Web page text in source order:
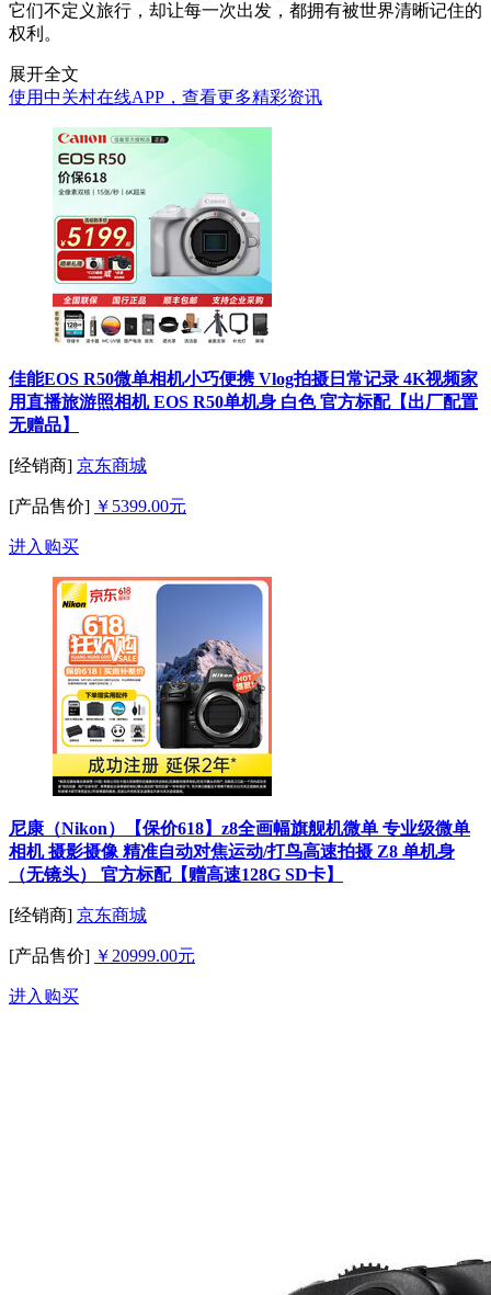
它们不定义旅行，却让每一次出发，都拥有被世界清晰记住的
权利。
展开全文
使用中关村在线APP，查看更多精彩资讯
佳能EOS R50微单相机小巧便携 Vlog拍摄日常记录 4K视频家
用直播旅游照相机 EOS R50单机身 白色 官方标配【出厂配置
无赠品】
[经销商] 京东商城
[产品售价] ￥5399.00元
进入购买
尼康（Nikon）【保价618】z8全画幅旗舰机微单 专业级微单
相机 摄影摄像 精准自动对焦运动/打鸟高速拍摄 Z8 单机身
（无镜头） 官方标配【赠高速128G SD卡】
[经销商] 京东商城
[产品售价] ￥20999.00元
进入购买